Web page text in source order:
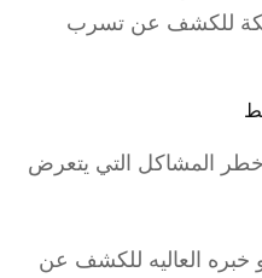
للكشف عن تسرب
المشاكل التي يتعرض
العاليه للكشف عن